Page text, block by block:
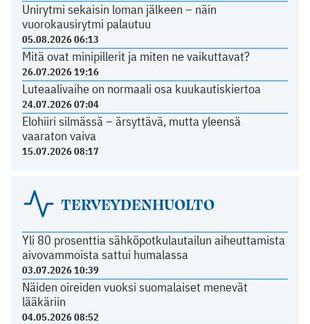
Unirytmi sekaisin loman jälkeen – näin
vuorokausirytmi palautuu
05.08.2026 06:13
Mitä ovat minipillerit ja miten ne vaikuttavat?
26.07.2026 19:16
Luteaalivaihe on normaali osa kuukautiskiertoa
24.07.2026 07:04
Elohiiri silmässä – ärsyttävä, mutta yleensä
vaaraton vaiva
15.07.2026 08:17
TERVEYDENHUOLTO
Yli 80 prosenttia sähköpotkulautailun aiheuttamista
aivovammoista sattui humalassa
03.07.2026 10:39
Näiden oireiden vuoksi suomalaiset menevät
lääkäriin
04.05.2026 08:52